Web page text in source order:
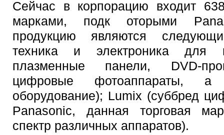
Сейчас в корпорацию входит
марками, подк оторыми
продукцию являются
техника и электроника для
плазменные панели, DVD-
цифровые фотоаппараты, а
оборудование); Lumix (суббред
Panasonic, данная торговая
спектр различных аппаратов).